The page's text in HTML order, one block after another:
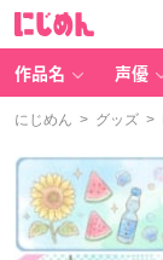
作品名 声優
にじめん > グッズ >